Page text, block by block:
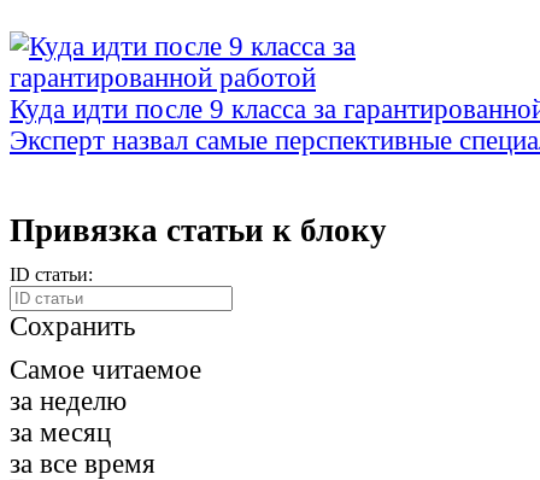
Куда идти после 9 класса за
Эксперт назвал самые перспективные
Привязка статьи к блоку
ID статьи:
Сохранить
Самое читаемое
за неделю
за месяц
за все время